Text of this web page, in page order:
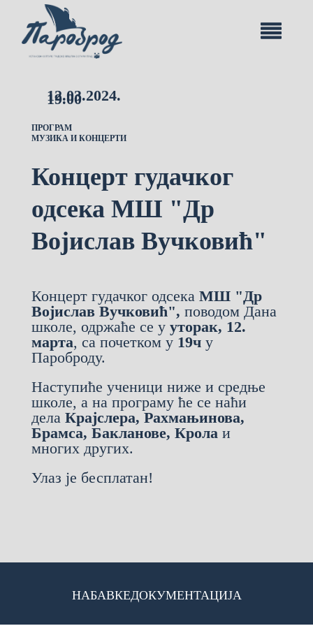
12.03.2024.
19.00
ПРОГРАМ
МУЗИКА И КОНЦЕРТИ
Концерт гудачког
одсека МШ "Др
Војислав Вучковић"
Концерт гудачког одсека МШ "Др
Војислав Вучковић", поводом Дана
школе, одржаће се у уторак, 12.
марта, са почетком у 19чу
Пароброду.
Наступиће ученици ниже и средње
школе, а на програму ће се наћи
дела Крајслера, Рахмањинова,
Брамса, Бакланове, Кролаи
многих других.
Улаз је бесплатан!
НАБАВКЕДОКУМЕНТАЦИЈА